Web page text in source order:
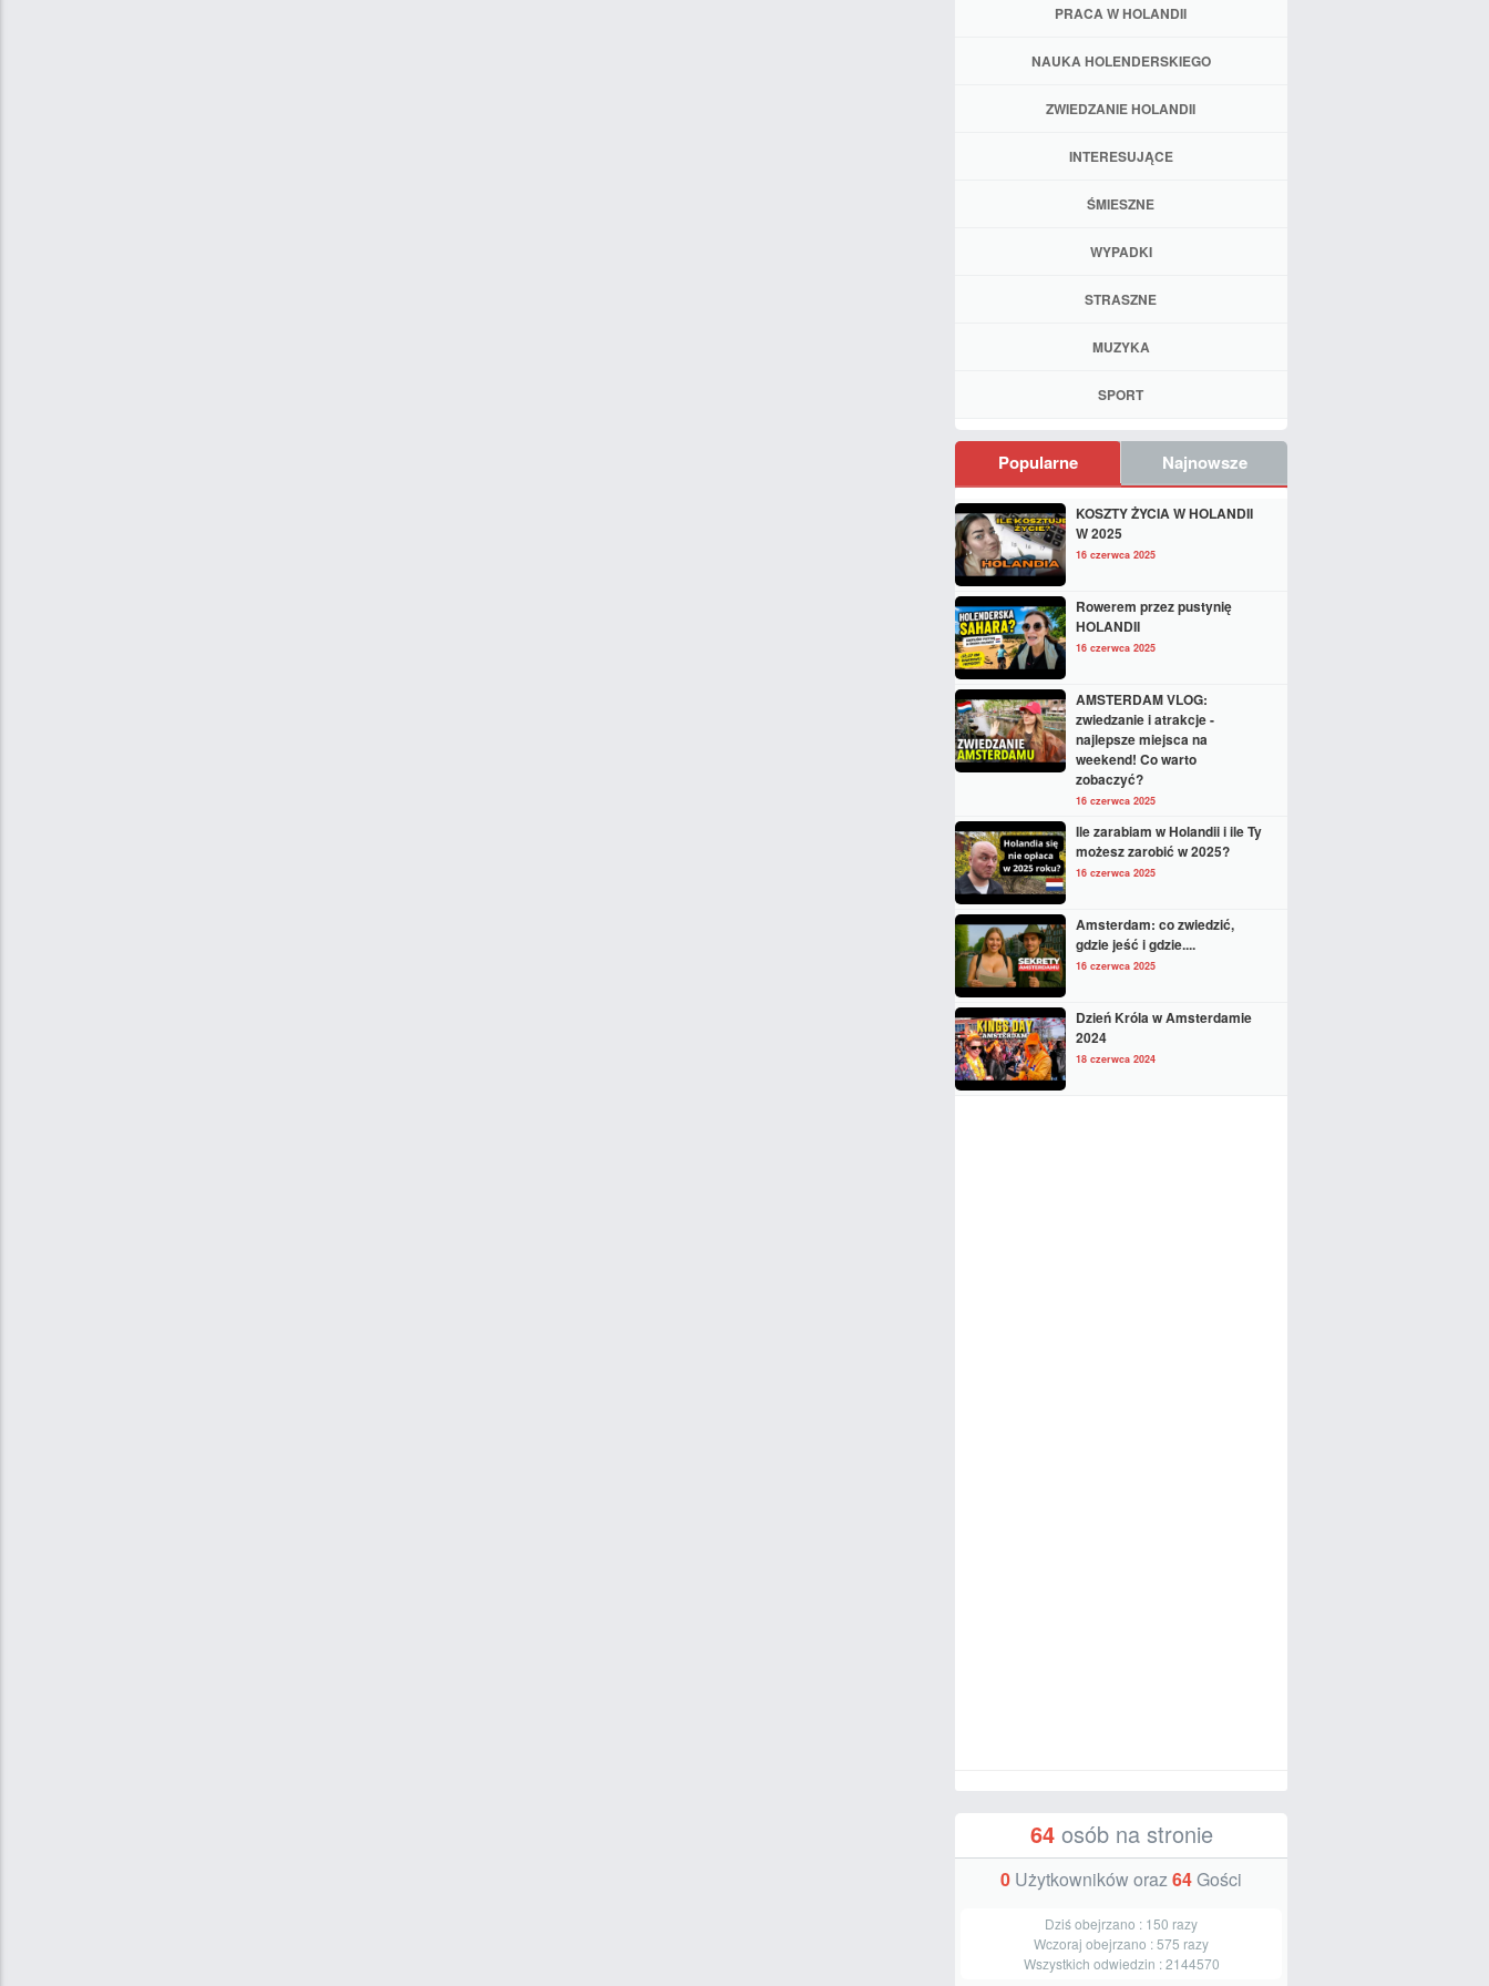
PRACA W HOLANDII
NAUKA HOLENDERSKIEGO
ZWIEDZANIE HOLANDII
INTERESUJĄCE
ŚMIESZNE
WYPADKI
STRASZNE
MUZYKA
SPORT
Popularne Najnowsze
KOSZTY ŻYCIA W HOLANDII
W 2025
16 czerwca 2025
Rowerem przez pustynię
HOLANDII
16 czerwca 2025
AMSTERDAM VLOG:
zwiedzanie i atrakcje -
najlepsze miejsca na
weekend! Co warto
zobaczyć?
16 czerwca 2025
Ile zarabiam w Holandii i ile Ty
możesz zarobić w 2025?
16 czerwca 2025
Amsterdam: co zwiedzić,
gdzie jeść i gdzie....
16 czerwca 2025
Dzień Króla w Amsterdamie
2024
18 czerwca 2024
64osób na stronie
0 Użytkowników oraz64Gości
Dziś obejrzano : 150 razy
Wczoraj obejrzano :575 razy
Wszystkich odwiedzin :2144570